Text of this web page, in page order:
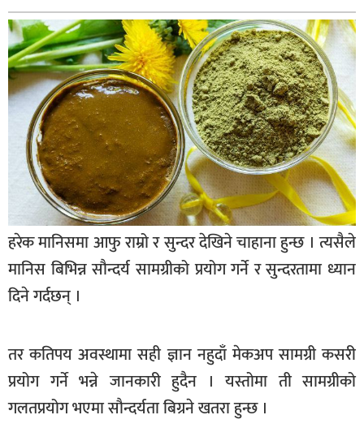
गण्डकी
बागमती
कर्णाली
सुदूरपश्चिम
मधेश
विशेष
राजनीति
प्रमुख
समाचार
राष्ट्रिय
अन्तरबार्ता
अर्थ
खेलकुद
हरेक मानिसमा आफु राम्रो र सुन्दर देखिने चाहाना हुन्छ । त्यसैले
मानिस बिभिन्न सौन्दर्य सामग्रीको प्रयोग गर्ने र सुन्दरतामा ध्यान
दिने गर्दछन् ।
तर कतिपय अवस्थामा सही ज्ञान नहुदाँ मेकअप सामग्री कसरी
प्रयोग गर्ने भन्ने जानकारी हुदैन । यस्तोमा ती सामग्रीको
गलतप्रयोग भएमा सौन्दर्यता बिग्रने खतरा हुन्छ ।